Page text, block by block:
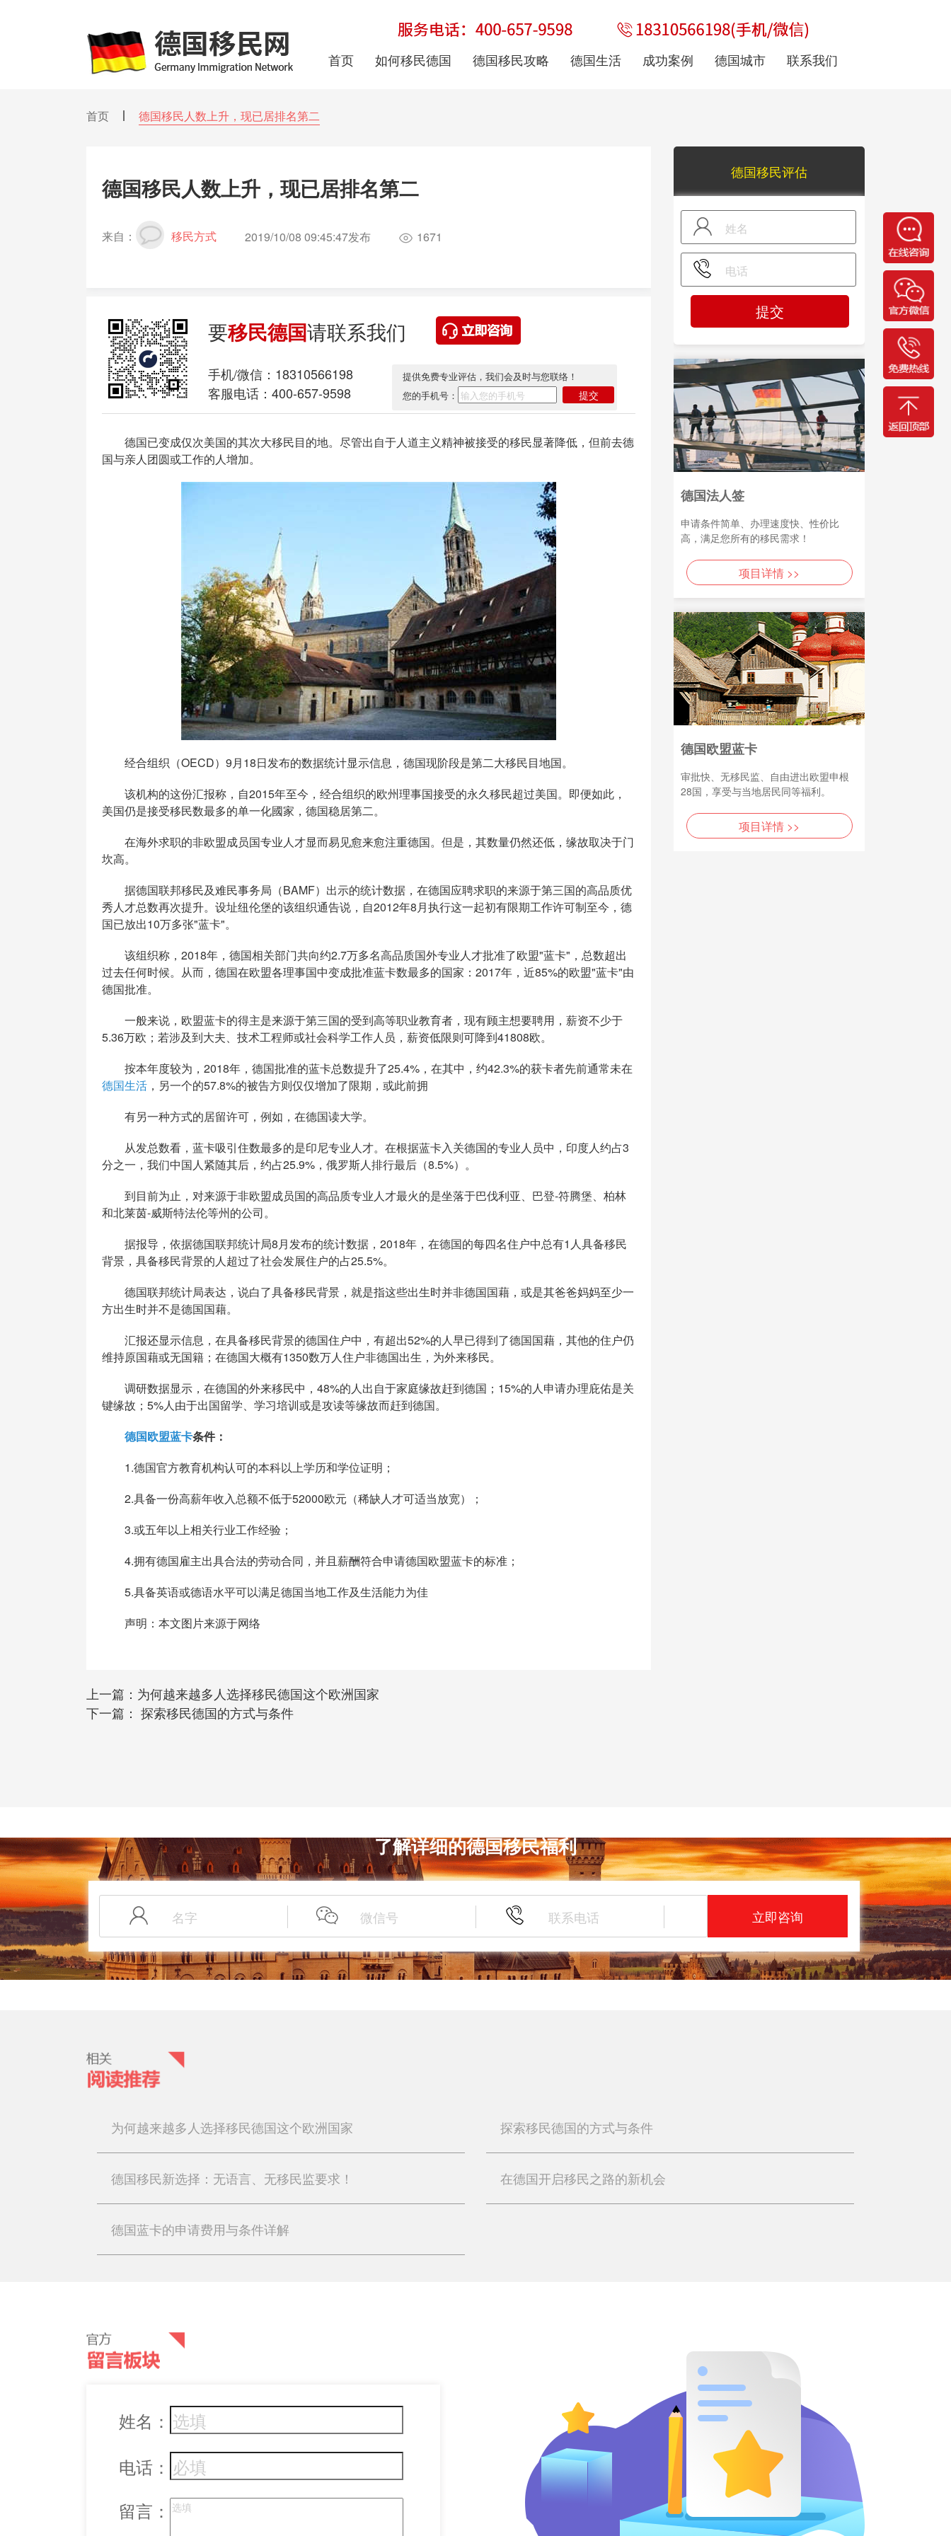
首页 如何移民德国 德国移民攻略 德国生活 成功案例 德国城市 联系我们
首页 德国移民人数上升，现已居排名第二
德国移民人数上升，现已居排名第二
来自： 移民方式 2019/10/08 09:45:47发布 1671
要移民德国请联系我们
手机/微信： 18310566198
客服电话：400-657-9598
提供免费专业评估，我们会及时与您联络！
您的手机号：
提交
德国已变成仅次美国的其次大移民目的地。尽管出自于人道主义精神被接受的移民显著降低，但前去德
国与亲人团圆或工作的人增加。
经合组织（OECD）9月18日发布的数据统计显示信息，德国现阶段是第二大移民目地国。
该机构的这份汇报称，自2015年至今，经合组织的欧州理事国接受的永久移民超过美国。即便如此，
美国仍是接受移民数最多的单一化國家，德国稳居第二。
在海外求职的非欧盟成员国专业人才显而易见愈来愈注重德国。但是，其数量仍然还低，缘故取决于门
坎高。
据德国联邦移民及难民事务局（BAMF）出示的统计数据，在德国应聘求职的来源于第三国的高品质优
秀人才总数再次提升。设址纽伦堡的该组织通告说，自2012年8月执行这一起初有限期工作许可制至今，德
国已放出10万多张"蓝卡"。
该组织称，2018年，德国相关部门共向约2.7万多名高品质国外专业人才批准了欧盟"蓝卡"，总数超出
过去任何时候。从而，德国在欧盟各理事国中变成批准蓝卡数最多的国家：2017年，近85%的欧盟"蓝卡"由
德国批准。
一般来说，欧盟蓝卡的得主是来源于第三国的受到高等职业教育者，现有顾主想要聘用，薪资不少于
5.36万欧；若涉及到大夫、技术工程师或社会科学工作人员，薪资低限则可降到41808欧。
按本年度较为，2018年，德国批准的蓝卡总数提升了25.4%，在其中，约42.3%的获卡者先前通常未在
德国生活 ，另一个的57.8%的被告方则仅仅增加了限期，或此前拥
有另一种方式的居留许可，例如，在德国读大学。
从发总数看，蓝卡吸引住数最多的是印尼专业人才。在根据蓝卡入关德国的专业人员中，印度人约占3
分之一，我们中国人紧随其后，约占25.9%，俄罗斯人排行最后（8.5%）。
到目前为止，对来源于非欧盟成员国的高品质专业人才最火的是坐落于巴伐利亚、巴登-符腾堡、柏林
和北莱茵-威斯特法伦等州的公司。
据报导，依据德国联邦统计局8月发布的统计数据，2018年，在德国的每四名住户中总有1人具备移民
背景，具备移民背景的人超过了社会发展住户的占25.5%。
德国联邦统计局表达，说白了具备移民背景，就是指这些出生时并非德国国藉，或是其爸爸妈妈至少一
方出生时并不是德国国藉。
汇报还显示信息，在具备移民背景的德国住户中，有超出52%的人早已得到了德国国藉，其他的住户仍
维持原国藉或无国籍；在德国大概有1350数万人住户非德国出生，为外来移民。
调研数据显示，在德国的外来移民中，48%的人出自于家庭缘故赶到德国；15%的人申请办理庇佑是关
键缘故；5%人由于出国留学、学习培训或是攻读等缘故而赶到德国。
德国欧盟蓝卡条件：
1.德国官方教育机构认可的本科以上学历和学位证明；
2.具备一份高薪年收入总额不低于52000欧元（稀缺人才可适当放宽）；
3.或五年以上相关行业工作经验；
4.拥有德国雇主出具合法的劳动合同，并且薪酬符合申请德国欧盟蓝卡的标准；
5.具备英语或德语水平可以满足德国当地工作及生活能力为佳
声明：本文图片来源于网络
上一篇： 为何越来越多人选择移民德国这个欧洲国家
下一篇： 探索移民德国的方式与条件
德国移民评估
提交
德国法人签
申请条件简单、办理速度快、性价比
高，满足您所有的移民需求！
项目详情 >>
德国欧盟蓝卡
审批快、无移民监、自由进出欧盟申根
28国，享受与当地居民同等福利。
项目详情 >>
了解详细的德国移民福利
立即咨询
为何越来越多人选择移民德国这个欧洲国家 探索移民德国的方式与条件
德国移民新选择：无语言、无移民监要求！ 在德国开启移民之路的新机会
德国蓝卡的申请费用与条件详解
姓名：
电话：
留言：